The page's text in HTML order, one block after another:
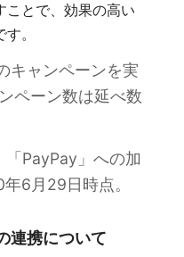
ことで、効果の高い
。
キャンペーンを実
ペーン数は延べ数
PayPay」への加
6月29日時点。
連携について